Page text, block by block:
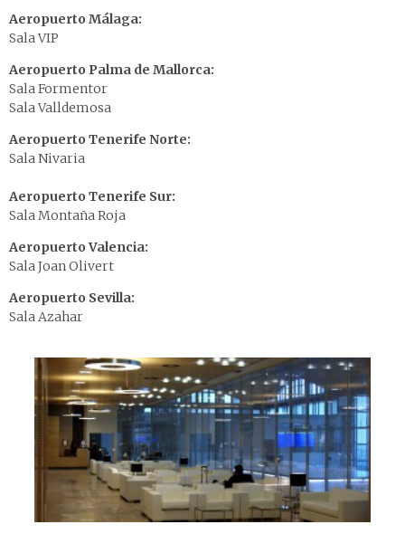
Aeropuerto Málaga:
Sala VIP
Aeropuerto Palma de Mallorca:
Sala Formentor
Sala Valldemosa
Aeropuerto Tenerife Norte:
Sala Nivaria
Aeropuerto Tenerife Sur:
Sala Montaña Roja
Aeropuerto Valencia:
Sala Joan Olivert
Aeropuerto Sevilla:
Sala Azahar